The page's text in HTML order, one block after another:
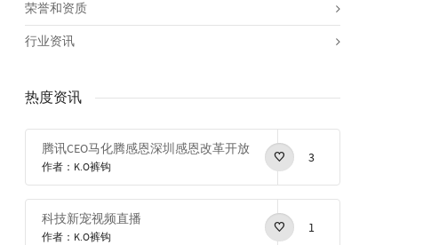
荣誉和资质
行业资讯
热度资讯
腾讯CEO马化腾感恩深圳感恩改革开放
作者：K.O裤钩
3
科技新宠视频直播
作者：K.O裤钩
1